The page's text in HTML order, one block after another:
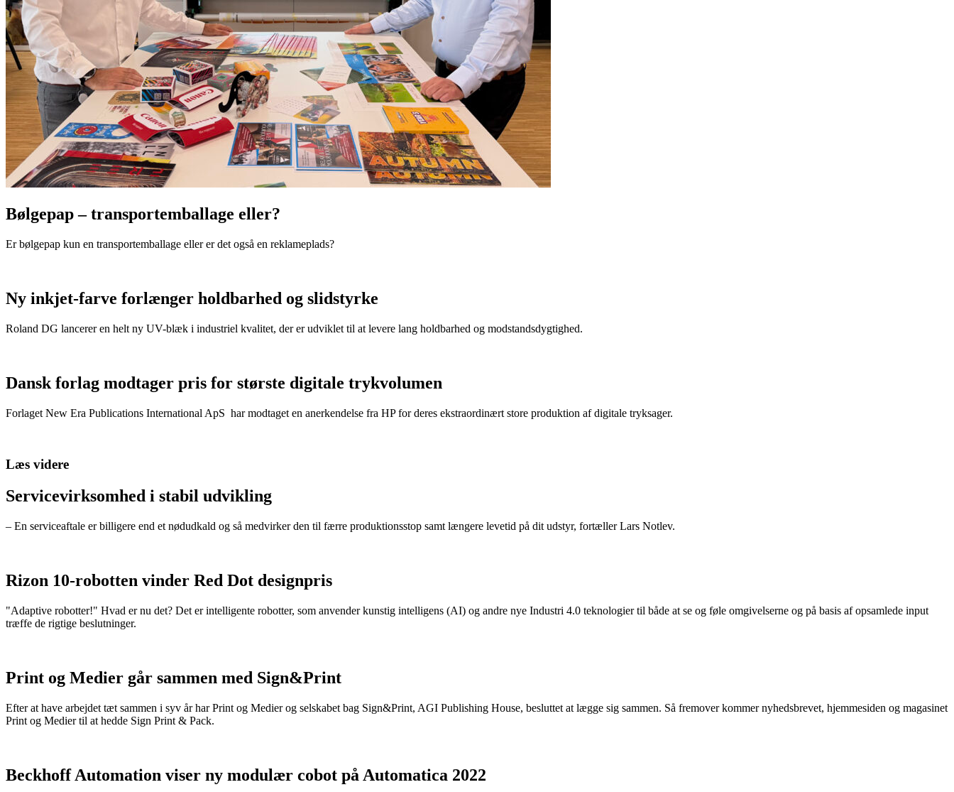
Bølgepap – transportemballage eller?
Er bølgepap kun en transportemballage eller er det også en reklameplads?
Ny inkjet-farve forlænger holdbarhed og slidstyrke
Roland DG lancerer en helt ny UV-blæk i industriel kvalitet, der er udviklet til at levere lang holdbarhed og modstandsdygtighed.
Dansk forlag modtager pris for største digitale trykvolumen
Forlaget New Era Publications International ApS har modtaget en anerkendelse fra HP for deres ekstraordinært store produktion af digitale tryksager.
Læs videre
Servicevirksomhed i stabil udvikling
– En serviceaftale er billigere end et nødudkald og så medvirker den til færre produktionsstop samt længere levetid på dit udstyr, fortæller Lars Notlev.
Rizon 10-robotten vinder Red Dot designpris
"Adaptive robotter!" Hvad er nu det? Det er intelligente robotter, som anvender kunstig intelligens (AI) og andre nye Industri 4.0 teknologier til både at se og føle omgivelserne og på basis af opsamlede input
træffe de rigtige beslutninger.
Print og Medier går sammen med Sign&Print
Efter at have arbejdet tæt sammen i syv år har Print og Medier og selskabet bag Sign&Print, AGI Publishing House, besluttet at lægge sig sammen. Så fremover kommer nyhedsbrevet, hjemmesiden og magasinet
Print og Medier til at hedde Sign Print & Pack.
Beckhoff Automation viser ny modulær cobot på Automatica 2022